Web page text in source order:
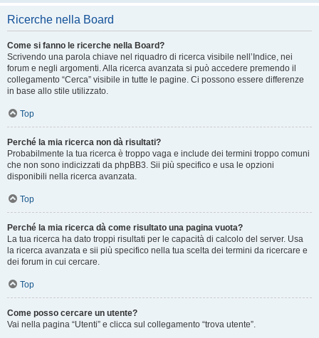
Ricerche nella Board
Come si fanno le ricerche nella Board?
Scrivendo una parola chiave nel riquadro di ricerca visibile nell’Indice, nei
forum e negli argomenti. Alla ricerca avanzata si può accedere premendo il
collegamento “Cerca” visibile in tutte le pagine. Ci possono essere differenze
in base allo stile utilizzato.
Top
Perché la mia ricerca non dà risultati?
Probabilmente la tua ricerca è troppo vaga e include dei termini troppo comuni
che non sono indicizzati da phpBB3. Sii più specifico e usa le opzioni
disponibili nella ricerca avanzata.
Top
Perché la mia ricerca dà come risultato una pagina vuota?
La tua ricerca ha dato troppi risultati per le capacità di calcolo del server. Usa
la ricerca avanzata e sii più specifico nella tua scelta dei termini da ricercare e
dei forum in cui cercare.
Top
Come posso cercare un utente?
Vai nella pagina “Utenti” e clicca sul collegamento “trova utente”.